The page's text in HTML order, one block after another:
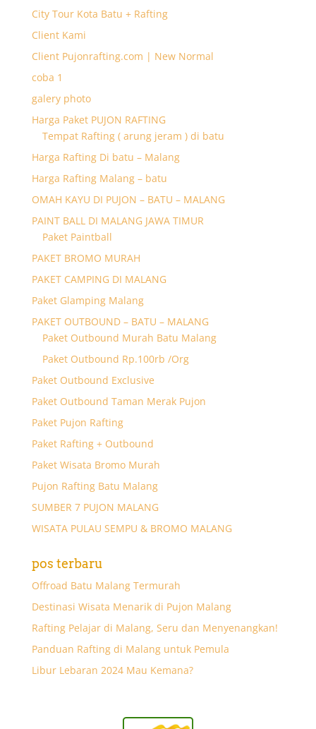
City Tour Kota Batu + Rafting
Client Kami
Client Pujonrafting.com | New Normal
coba 1
galery photo
Harga Paket PUJON RAFTING
Tempat Rafting ( arung jeram ) di batu
Harga Rafting Di batu – Malang
Harga Rafting Malang – batu
OMAH KAYU DI PUJON – BATU – MALANG
PAINT BALL DI MALANG JAWA TIMUR
Paket Paintball
PAKET BROMO MURAH
PAKET CAMPING DI MALANG
Paket Glamping Malang
PAKET OUTBOUND – BATU – MALANG
Paket Outbound Murah Batu Malang
Paket Outbound Rp.100rb /Org
Paket Outbound Exclusive
Paket Outbound Taman Merak Pujon
Paket Pujon Rafting
Paket Rafting + Outbound
Paket Wisata Bromo Murah
Pujon Rafting Batu Malang
SUMBER 7 PUJON MALANG
WISATA PULAU SEMPU & BROMO MALANG
pos terbaru
Offroad Batu Malang Termurah
Destinasi Wisata Menarik di Pujon Malang
Rafting Pelajar di Malang, Seru dan Menyenangkan!
Panduan Rafting di Malang untuk Pemula
Libur Lebaran 2024 Mau Kemana?